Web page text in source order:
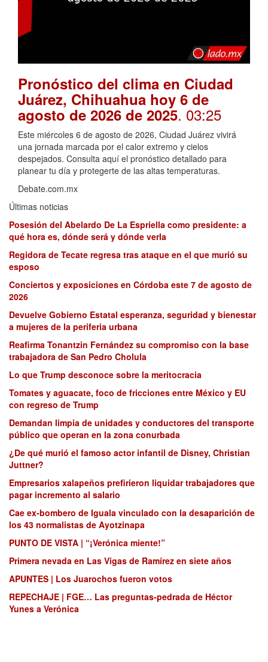
Pronóstico del clima en Ciudad
Juárez, Chihuahua hoy 6 de
agosto de 2026 de 2025. 03:25
Este miércoles 6 de agosto de 2026, Ciudad Juárez vivirá
una jornada marcada por el calor extremo y cielos
despejados. Consulta aquí el pronóstico detallado para
planear tu día y protegerte de las altas temperaturas.
Debate.com.mx
Últimas noticias
Posesión del Abelardo De La Espriella como presidente: a
qué hora es, dónde será y dónde verla
Regidora de Tecate regresa tras ataque en el que murió su
esposo
Conciertos y exposiciones en Córdoba este 7 de agosto de
2026
Devuelve Gobierno Estatal esperanza, seguridad y bienestar
a mujeres de la periferia urbana
Reafirma Tonantzin Fernández su compromiso con la base
trabajadora de San Pedro Cholula
Lo que Trump desconoce sobre la meritocracia
Tomates y aguacate, foco de fricciones entre México y EU
con regreso de Trump
Demandan limpia de unidades y conductores del transporte
público que operan en la zona conurbada
¿De qué murió el famoso actor infantil de Disney, Christian
Juttner?
Empresarios xalapeños prefirieron liquidar trabajadores que
pagar incremento al salario
Cae ex-bombero de Iguala vinculado con la desaparición de
los 43 normalistas de Ayotzinapa
PUNTO DE VISTA | “¡Verónica miente!”
Primera nevada en Las Vigas de Ramírez en siete años
APUNTES | Los Juarochos fueron votos
REPECHAJE | FGE… Las preguntas-pedrada de Héctor
Yunes a Verónica